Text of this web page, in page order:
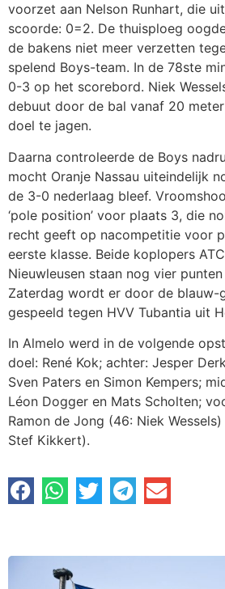
voorzet aan Nelson Runhart, die
scoorde: 0=2. De thuisploeg
de bakens niet meer verzetten
spelend Boys-team. In de 78ste
0-3 op het scorebord. Niek
debuut door de bal vanaf 20
doel te jagen.
Daarna controleerde de Boys
mocht Oranje Nassau uiteindelijk
de 3-0 nederlaag bleef.
‘pole position’ voor plaats 3, die
recht geeft op nacompetitie voor
eerste klasse. Beide koplopers
Nieuwleusen staan nog vier
Zaterdag wordt er door de blauw-
gespeeld tegen HVV Tubantia uit
In Almelo werd in de volgende
doel: René Kok; achter: Jesper
Sven Paters en Simon Kempers;
Léon Dogger en Mats Scholten;
Ramon de Jong (46: Niek
Stef Kikkert).